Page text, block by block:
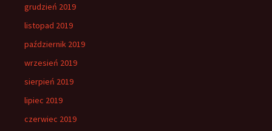
grudzień 2019
listopad 2019
październik 2019
wrzesień 2019
sierpień 2019
lipiec 2019
czerwiec 2019